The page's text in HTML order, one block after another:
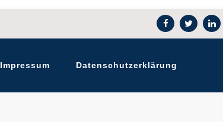
Impressum Datenschutzerklärung